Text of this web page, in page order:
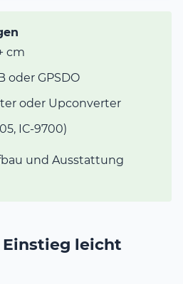
cm
oder GPSDO
oder Upconverter
IC-9700)
und Ausstattung
Einstieg leicht